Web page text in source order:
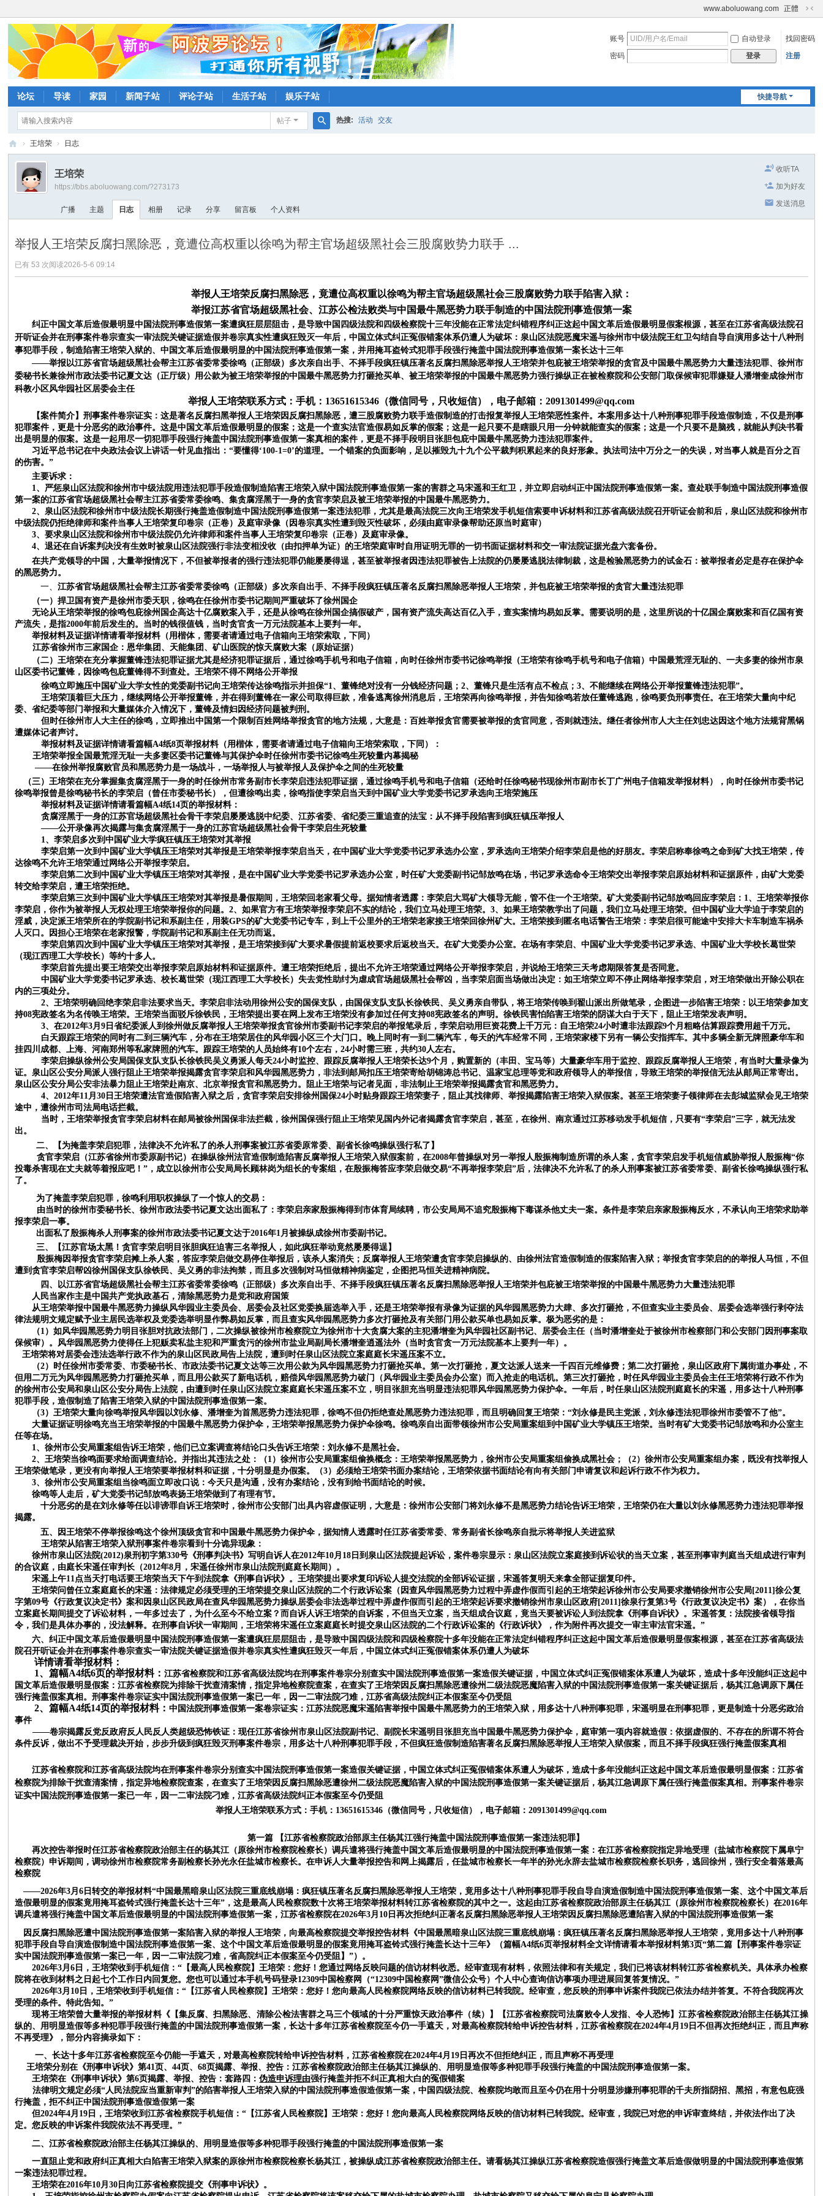
www.aboluowang.com 正體
切
到
账号 自动登录
找回密码
密码
登录 注册
快捷导航
论坛 导读 家园 新闻子站 评论子站 生活子站 娱乐子站
帖子
索
热搜: 活动 交友
阿
罗
坛
› 王培荣 › 日志
收听TA
加为好友
发送消息
王培荣
https://bbs.aboluowang.com/?273173
广播 主题 日志 相册 记录 分享 留言板 个人资料
举报人王培荣反腐扫黑除恶，竟遭位高权重以徐鸣为帮主官场超级黑社会三股腐败势力联手 ...
已有 53 次阅读2026-5-6 09:14
举报人王培荣反腐扫黑除恶，竟遭位高权重以徐鸣为帮主官场超级黑社会三股腐败势力联手陷害入狱：
举报江苏省官场超级黑社会、江苏公检法败类与中国最牛黑恶势力联手制造的中国法院刑事造假第一案
纠正中国文革后造假最明显中国法院刑事造假第一案遭疯狂层层阻击，是导致中国四级法院和四级检察院十三年没能在正常法定纠错程序纠正这起中国文革后造假最明显假案根源，甚至在江苏省高级法院召
开听证会并在刑事案件卷宗查实一审法院关键证据造假并卷宗真实性遭疯狂毁灭一年后，中国立体式纠正冤假错案体系仍遭人为破坏 ：泉山区法院恶魔宋遥与徐州市中级法院王红卫勾结自导自演用多达十八种刑
事犯罪手段，制造陷害王培荣入狱的、中国文革后造假最明显的中国法院刑事造假第一案，并用掩耳盗铃式犯罪手段强行掩盖中国法院刑事造假第一案长达十三年
——举报以江苏省官场超级黑社会帮主江苏省委常委徐鸣（正部级） 多次亲自出手、不择手段疯狂镇压著名反腐扫黑除恶举报人王培荣并包庇被王培荣举报的贪官及中国最牛黑恶势力大量违法犯罪、徐州市
委秘书长兼徐州市政法委书记夏文达（正厅级） 用公款为被王培荣举报的中国最牛黑恶势力打砸抢买单、被王培荣举报的中国最牛黑恶势力强行操纵正在被检察院和公安部门取保候审犯罪嫌疑人潘增奎成徐州市
科教小区风华园社区居委会主任
举报人王培荣联系方式：手机： 13651615346（微信同号，只收短信），电子邮箱：2091301499@qq.com
【案件简介】刑事案件卷宗证实：这是著名反腐扫黑举报人王培荣因反腐扫黑除恶，遭三股腐败势力联手造假制造的打击报复举报人王培荣恶性案件。本案用多达十八种刑事犯罪手段造假制造，不仅是刑事
犯罪案件，更是十分恶劣的政治事件。这是中国文革后造假最明显的假案；这是一个查实法官造假易如反掌的假案；这是一起只要不是瞎眼只用一分钟就能查实的假案；这是一个只要不是脑残，就能从判决书看
出是明显的假案。这是一起用尽一切犯罪手段强行掩盖中国法院刑事造假第一案真相的案件，更是不择手段明目张胆包庇中国最牛黑恶势力违法犯罪案件。
习近平总书记在中央政法会议上讲话一针见血指出：“要懂得‘100-1=0’的道理。一个错案的负面影响，足以摧毁九十九个公平裁判积累起来的良好形象。执法司法中万分之一的失误，对当事人就是百分之百
的伤害。”
主要诉求：
1、严惩泉山区法院和徐州市中级法院用违法犯罪手段造假制造陷害王培荣入狱中国法院刑事造假第一案的害群之马宋遥和王红卫，并立即启动纠正中国法院刑事造假第一案。查处联手制造中国法院刑事造假
第一案的江苏省官场超级黑社会帮主江苏省委常委徐鸣、集贪腐淫黑于一身的贪官李荣启及被王培荣举报的中国最牛黑恶势力。
2、泉山区法院和徐州市中级法院长期强行掩盖造假制造中国法院刑事造假第一案违法犯罪，尤其是最高法院三次向王培荣发手机短信索要申诉材料和江苏省高级法院召开听证会前和后，泉山区法院和徐州市
中级法院仍拒绝律师和案件当事人王培荣复印卷宗（正卷）及庭审录像（因卷宗真实性遭到毁灭性破坏，必须由庭审录像帮助还原当时庭审）
3、要求泉山区法院和徐州市中级法院仍允许律师和案件当事人王培荣复印卷宗（正卷）及庭审录像。
4、退还在自诉案判决没有生效时被泉山区法院强行非法变相没收（由扣押单为证）的王培荣庭审时自用证明无罪的一切书面证据材料和交一审法院证据光盘六套备份。
在共产党领导的中国，大量举报情况下，不但被举报者的强行违法犯罪仍能屡屡得逞，甚至被举报者因违法犯罪被告上法院的仍屡屡逃脱法律制裁，这是检验黑恶势力的试金石：被举报者必定是存在保护伞
的黑恶势力。
一、江苏省官场超级黑社会帮主江苏省委常委徐鸣（正部级）多次亲自出手、不择手段疯狂镇压著名反腐扫黑除恶举报人王培荣，并包庇被王培荣举报的贪官大量违法犯罪
（一）捍卫国有资产是徐州市委天职，徐鸣在任徐州市委书记期间严重破坏了徐州国企
无论从王培荣举报的徐鸣包庇徐州国企高达十亿腐败案入手，还是从徐鸣在徐州国企搞假破产，国有资产流失高达百亿入手，查实案情均易如反掌。需要说明的是，这里所说的十亿国企腐败案和百亿国有资
产流失，是指2000年前后发生的。当时的钱很值钱，当时贪官贪一万元法院基本上要判一年。
举报材料及证据详情请看举报材料（用楷体，需要者请通过电子信箱向王培荣索取，下同）
江苏省徐州市三家国企：恩华集团、天能集团、矿山医院的惊天腐败大案（原始证据）
（二）王培荣在充分掌握董锋违法犯罪证据尤其是经济犯罪证据后，通过徐鸣手机号和电子信箱，向时任徐州市委书记徐鸣举报（王培荣有徐鸣手机号和电子信箱）中国最荒淫无耻的、一夫多妻的徐州市泉
山区委书记董锋，因徐鸣包庇董锋得不到查处。王培荣不得不网络公开举报
徐鸣立即施压中国矿业大学女性的党委副书记向王培荣传达徐鸣指示并担保“1、董锋绝对没有一分钱经济问题；2、董锋只是生活有点不检点；3、不能继续在网络公开举报董锋违法犯罪”。
王培荣顶着巨大压力，继续网络公开举报董锋，并在得到董锋在一家公司取得巨款，准备逃离徐州消息后，王培荣再向徐鸣举报，并告知徐鸣若放任董锋逃跑，徐鸣要负刑事责任。在王培荣大量向中纪
委、省纪委等部门举报和大量媒体介入情况下，董锋及情妇因经济问题被判刑。
但时任徐州市人大主任的徐鸣，立即推出中国第一个限制百姓网络举报贪官的地方法规，大意是：百姓举报贪官需要被举报的贪官同意，否则就违法。继任者徐州市人大主任刘忠达因这个地方法规背黑锅
遭媒体记者声讨。
举报材料及证据详情请看篇幅A4纸8页举报材料（用楷体，需要者请通过电子信箱向王培荣索取，下同）：
王培荣举报全国最荒淫无耻一夫多妻区委书记董锋与其保护伞时任徐州市委书记徐鸣生死较量内幕揭秘
——在徐州举报腐败官员和黑恶势力是一场战斗，一场举报人与被举报人及保护伞之间的生死较量
（三）王培荣在充分掌握集贪腐淫黑于一身的时任徐州市常务副市长李荣启违法犯罪证据，通过徐鸣手机号和电子信箱（还给时任徐鸣秘书现徐州市副市长丁广州电子信箱发举报材料），向时任徐州市委书记
徐鸣举报曾是徐鸣秘书长的李荣启（曾任市委秘书长），但遭徐鸣出卖，徐鸣指使李荣启当天到中国矿业大学党委书记罗承选向王培荣施压
举报材料及证据详情请看篇幅A4纸14页的举报材料：
贪腐淫黑于一身的江苏官场超级黑社会骨干李荣启屡屡逃脱中纪委、江苏省委、省纪委三重追查的法宝：从不择手段陷害到疯狂镇压举报人
——公开录像再次揭露与集贪腐淫黑于一身的江苏官场超级黑社会骨干李荣启生死较量
1、李荣启多次到中国矿业大学疯狂镇压王培荣对其举报
李荣启第一次到中国矿业大学镇压王培荣对其举报是王培荣举报李荣启当天，在中国矿业大学党委书记罗承选办公室，罗承选向王培荣介绍李荣启是他的好朋友。李荣启称奉徐鸣之命到矿大找王培荣，传
达徐鸣不允许王培荣通过网络公开举报李荣启。
李荣启第二次到中国矿业大学镇压王培荣对其举报，是在中国矿业大学党委书记罗承选办公室，时任矿大党委副书记邹放鸣在场，书记罗承选命令王培荣交出举报李荣启原始材料和证据原件，由矿大党委
转交给李荣启，遭王培荣拒绝。
李荣启第三次到中国矿业大学镇压王培荣对其举报是暑假期间，王培荣回老家看父母。据知情者透露：李荣启大骂矿大领导无能，管不住一个王培荣。矿大党委副书记邹放鸣回应李荣启： 1、王培荣举报你
李荣启，你作为被举报人无权处理王培荣举报你的问题。2、如果官方有王培荣举报李荣启不实的结论，我们立马处理王培荣。3、如果王培荣教学出了问题，我们立马处理王培荣。但中国矿业大学迫于李荣启的
淫威，决定派王培荣所在的学院副书记和系副主任，用装GPS的矿大党委书记专车，到上千公里外的王培荣老家接王培荣回徐州矿大。王培荣接到匿名电话警告王培荣：李荣启很可能途中安排大卡车制造车祸杀
人灭口。因担心王培荣在老家报警，学院副书记和系副主任无功而返。
李荣启第四次到中国矿业大学镇压王培荣对其举报，是王培荣接到矿大要求暑假提前返校要求后返校当天。在矿大党委办公室。在场有李荣启、中国矿业大学党委书记罗承选、中国矿业大学校长葛世荣
（现江西理工大学校长）等约十多人。
李荣启首先提出要王培荣交出举报李荣启原始材料和证据原件。遭王培荣拒绝后，提出不允许王培荣通过网络公开举报李荣启，并说给王培荣三天考虑期限答复是否同意。
中国矿业大学党委书记罗承选、校长葛世荣（现江西理工大学校长） 失去党性助纣为虐成官场超级黑社会帮凶， 当李荣启面当场做出决定：如王培荣立即不停止网络举报李荣启，对王培荣做出开除公职在
内的三项处分。
2、王培荣明确回绝李荣启非法要求当天。李荣启非法动用徐州公安的国保支队，由国保支队支队长徐铁民、吴义勇亲自带队，将王培荣传唤到翟山派出所做笔录，企图进一步陷害王培荣：以王培荣参加支
持08宪政签名为名传唤王培荣。王培荣当面驳斥徐铁民，王培荣提出要在网上发布王培荣没有参加过任何支持08宪政签名的声明。徐铁民害怕陷害王培荣的阴谋大白于天下，阻止王培荣发表声明。
3、在2012年3月9日省纪委派人到徐州做反腐举报人王培荣举报贪官徐州市委副书记李荣启的举报笔录后，李荣启动用巨资花费上千万元：自王培荣24小时遭非法跟踪9个月粗略估算跟踪费用超千万元。
白天跟踪王培荣的同时有二到三辆汽车，分布在王培荣居住的风华园小区三个大门口。晚上同时有一到二辆汽车，每天的汽车经常不同，王培荣家楼下另有一辆公安指挥车。其中多辆全新无牌照豪华车和
挂四川成都、上海、河南郑州等私家牌照的汽车。跟踪王培荣的人员始终有10个左右，24小时需三班，共约30人左右。
李荣启操纵徐州公安局国保支队支队长徐铁民吴义勇派人每天24小时监控、跟踪反腐举报人王培荣长达9个月，购置新的（丰田、宝马等）大量豪华车用于监控、跟踪反腐举报人王培荣，有当时大量录像为
证。泉山区公安分局派人强行阻止王培荣举报揭露贪官李荣启和风华园黑恶势力，非法到邮局扣压王培荣寄给胡锦涛总书记、温家宝总理等党和政府领导人的举报信，导致王培荣的举报信无法从邮局正常寄出。
泉山区公安分局公安非法暴力阻止王培荣赴南京、北京举报贪官和黑恶势力。阻止王培荣与记者见面，非法制止王培荣举报揭露贪官和黑恶势力。
4、2012年11月30日王培荣遭法官造假陷害入狱之后，贪官李荣启安排徐州国保24小时贴身跟踪王培荣妻子，阻止其找律师、举报揭露陷害王培荣入狱假案。甚至王培荣妻子领律师在去彭城监狱会见王培荣
途中，遭徐州市司法局电话拦截。
当时，王培荣举报贪官李荣启材料在邮局被徐州国保非法拦截，徐州国保强行阻止王培荣见国内外记者揭露贪官李荣启，甚至，在徐州、南京通过江苏移动发手机短信，只要有“李荣启”三字，就无法发
出。
二、【为掩盖李荣启犯罪，法律决不允许私了的杀人刑事案被江苏省委原常委、副省长徐鸣操纵强行私了】
贪官李荣启（江苏省徐州市委原副书记）在操纵徐州法官造假制造陷害反腐举报人王培荣入狱假案前，在2008年曾操纵对另一举报人殷振梅制造所谓的杀人案，贪官李荣启发手机短信威胁举报人殷振梅“你
投毒杀害现在丈夫就等着报应吧！”，成立以徐州市公安局局长顾林岗为组长的专案组，在殷振梅答应李荣启做交易“不再举报李荣启”后，法律决不允许私了的杀人刑事案被江苏省委常委、副省长徐鸣操纵强行私
了。
为了掩盖李荣启犯罪，徐鸣利用职权操纵了一个惊人的交易：
由当时的徐州市委秘书长、徐州市政法委书记夏文达出面私了：李荣启亲家殷振梅得到市体育局续聘，市公安局局不追究殷振梅下毒谋杀他丈夫一案。条件是李荣启亲家殷振梅反水，不承认向王培荣求助举
报李荣启一事。
出面私了殷振梅杀人刑事案的徐州市政法委书记夏文达于2016年1月被操纵成徐州市委副书记。
三、【江苏官场太黑！贪官李荣启明目张胆疯狂迫害三名举报人，如此疯狂举动竟然屡屡得逞】
殷振梅因举报贪官李荣启摊上杀人案，答应李荣启做交易停住举报后，该杀人案消失；反腐举报人王培荣遭贪官李荣启操纵的、由徐州法官造假制造的假案陷害入狱；举报贪官李荣启的的举报人马恒，不但
遭到贪官李荣启帮凶徐州国保支队徐铁民、吴义勇的非法拘禁，而且多次强制对马恒做精神病鉴定，企图把马恒关进精神病院。
四、以江苏省官场超级黑社会帮主江苏省委常委徐鸣（正部级）多次亲自出手、不择手段疯狂镇压著名反腐扫黑除恶举报人王培荣并包庇被王培荣举报的中国最牛黑恶势力大量违法犯罪
人民当家作主是中国共产党执政基石，清除黑恶势力是党和政府国策
从王培荣举报中国最牛黑恶势力操纵风华园业主委员会、居委会及社区党委换届选举入手，还是王培荣举报有录像为证据的风华园黑恶势力大肆、多次打砸抢，不但查实业主委员会、居委会选举强行剥夺法
律法规明文规定赋予业主居民选举权及党委选举明显作弊易如反掌，而且查实风华园黑恶势力多次打砸抢及有关部门用公款买单也易如反掌。极为恶劣的是：
（1）如风华园黑恶势力明目张胆对抗政法部门，二次操纵被徐州市检察院立为徐州市十大贪腐大案的主犯潘增奎为风华园社区副书记、居委会主任（当时潘增奎处于被徐州市检察部门和公安部门因刑事案取
保候审） 。风华园黑恶势力使得任上犯贩卖私盐主犯和严重贪污的徐州市盐业局副局长潘增奎逍遥法外（当时贪官贪一万元法院基本上要判一年）。
王培荣将对居委会违法选举行政不作为的泉山区民政局告上法院，遭到时任泉山区法院立案庭庭长宋遥压案不立。
（2） 时任徐州市委常委、市委秘书长、市政法委书记夏文达等三次用公款为风华园黑恶势力打砸抢买单。第一次打砸抢，夏文达派人送来一千四百元维修费；第二次打砸抢，泉山区政府下属街道办事处，不
但用二万元为风华园黑恶势力打砸抢买单，而且用公款买了新电话机，赔偿风华园黑恶势力破门（风华园业主委员会办公室）而入抢走的电话机。第三次打砸抢， 时任风华园业主委员会主任王培荣将行政不作为
的徐州市公安局和泉山区公安分局告上法院，由遭到时任泉山区法院立案庭庭长宋遥压案不立，明目张胆充当明显违法犯罪风华园黑恶势力保护伞。一年后， 时任泉山区法院刑庭庭长的宋遥，用多达十八种刑事
犯罪手段，造假制造了陷害王培荣入狱的中国法院刑事造假第一案。
（3）王培荣大量向徐鸣举报风华园以刘永修、潘增奎为首黑恶势力违法犯罪，徐鸣不但仍拒绝查处黑恶势力违法犯罪，而且明确回复王培荣：“刘永修是民主党派，刘永修违法犯罪徐州市委管不了他”。
大量证据证明徐鸣充当王培荣举报的中国最牛黑恶势力保护伞，王培荣举报黑恶势力保护伞徐鸣。徐鸣亲自出面带领徐州市公安局重案组到中国矿业大学镇压王培荣。当时有矿大党委书记邹放鸣和办公室主
任等在场。
1、徐州市公安局重案组告诉王培荣，他们已立案调查将结论口头告诉王培荣：刘永修不是黑社会。
2、王培荣当徐鸣面要求给面调查结论。并指出其违法之处：（1）徐州市公安局重案组偷换概念：王培荣举报黑恶势力，徐州市公安局重案组偷换成黑社会；（2）徐州市公安局重案组办案，既没有找举报人
王培荣做笔录，更没有向举报人王培荣要举报材料和证据，十分明显是办假案。（3）必须给王培荣书面办案结论，王培荣依据书面结论有向有关部门申请复议和起诉行政不作为权力。
3、徐州市公安局重案组当徐鸣面立即改口说：今天只是沟通，没有办案结论，没有到给书面结论的时候。
徐鸣等人走后，矿大党委书记邹放鸣表扬王培荣做到了有理有节。
十分恶劣的是在刘永修等任以诽谤罪自诉王培荣时，徐州市公安部门出具内容虚假证明 ，大意是：徐州市公安部门将刘永修不是黑恶势力结论告诉王培荣，王培荣仍在大量以刘永修黑恶势力违法犯罪举报
揭露。
五、因王培荣不停举报徐鸣这个徐州顶级贪官和中国最牛黑恶势力保护伞，据知情人透露时任江苏省委常委、常务副省长徐鸣亲自批示将举报人关进监狱
王培荣从陷害王培荣入狱刑事案件卷宗看到十分诡异现象：
徐州市泉山区法院(2012)泉刑初字第330号《刑事判决书》写明自诉人在2012年10月18日到泉山区法院提起诉讼，案件卷宗显示：泉山区法院立案庭接到诉讼状的当天立案，甚至刑事审判庭当天组成进行审判
的合议庭，由庭长宋遥任审判长（2012年8月，宋遥任徐州市泉山法院刑庭庭长期间）。
宋遥上午11点当天打电话要王培荣当天下午到法院拿《刑事自诉状》。王培荣提出要求复印诉讼人提交法院的全部诉讼证据，宋遥答复明天来拿全部证据复印件。
王培荣问曾任立案庭庭长的宋遥：法律规定必须受理的王培荣提交泉山区法院的二个行政诉讼案（因查风华园黑恶势力过程中弄虚作假而引起的王培荣起诉徐州市公安局要求撤销徐州市公安局[2011]徐公复
字第09号《行政复议决定书》案和因泉山区民政局在查风华园黑恶势力操纵居委会非法选举过程中弄虚作假而引起的王培荣起诉要求撤销徐州市泉山区政府[2011]徐泉行复第3号《行政复议决定书》案），在你当
立案庭长期间提交了诉讼材料，一年多过去了，为什么至今不给立案？而自诉人诉王培荣的自诉案，不但当天立案，当天组成合议庭，竟当天要被诉讼人到法院拿《刑事自诉状》。宋遥答复：法院接省领导指
令，我们是具体办事的，没法解释。在刑事自诉状一审期间，王培荣将宋遥任立案庭庭长时提交泉山区法院的二个行政诉讼案的《行政诉状》，作为附件再次提交一审主审法官宋遥。”
六、纠正中国文革后造假最明显中国法院刑事造假第一案遭疯狂层层阻击，是导致中国四级法院和四级检察院十多年没能在正常法定纠错程序纠正这起中国文革后造假最明显假案根源，甚至在江苏省高级法
院召开听证会并在刑事案件卷宗查实一审法院关键证据造假并卷宗真实性遭疯狂毁灭一年后，中国立体式纠正冤假错案体系仍遭人为破坏
详情请看举报材料：
1、篇幅A4纸6页的举报材料：江苏省检察院和江苏省高级法院均在刑事案件卷宗分别查实中国法院刑事造假第一案造假关键证据，中国立体式纠正冤假错案体系遭人为破坏，造成十多年没能纠正这起中
国文革后造假最明显假案：江苏省检察院为排除干扰查清案情，指定异地检察院查案，在查实了王培荣因反腐扫黑除恶遭徐州二级法院恶魔陷害入狱的中国法院刑事造假第一案关键证据后，杨其江急调原下属任
强行掩盖假案真相。刑事案件卷宗证实中国法院刑事造假第一案已一年，因一二审法院刁难，江苏省高级法院纠正本假案至今仍受阻
2、篇幅A4纸14页的举报材料：中国法院刑事造假第一案卷宗证实：江苏法院恶魔宋遥陷害举报中国最牛黑恶势力的王培荣入狱，用多达十八种刑事犯罪，宋遥明显在刑事犯罪，更是制造十分恶劣政治
事件
——卷宗揭露反党反政府反人民反人类超级恐怖铁证：现任江苏省徐州市泉山区法院副书记、副院长宋遥明目张胆充当中国最牛黑恶势力保护伞，庭审第一项内容就造假：依据虚假的、不存在的所谓不符合
条件反诉，做出不予受理裁决开始，步步升级到疯狂毁灭刑事案件卷宗，用多达十八种刑事犯罪手段，不但疯狂造假制造陷害著名反腐扫黑除恶举报人王培荣入狱假案，而且不择手段疯狂强行掩盖假案真相
江苏省检察院和江苏省高级法院均在刑事案件卷宗分别查实中国法院刑事造假第一案造假关键证据，中国立体式纠正冤假错案体系遭人为破坏，造成十多年没能纠正这起中国文革后造假最明显假案：江苏省
检察院为排除干扰查清案情，指定异地检察院查案，在查实了王培荣因反腐扫黑除恶遭徐州二级法院恶魔陷害入狱的中国法院刑事造假第一案关键证据后，杨其江急调原下属任强行掩盖假案真相。刑事案件卷宗
证实中国法院刑事造假第一案已一年，因一二审法院刁难，江苏省高级法院纠正本假案至今仍受阻
举报人王培荣联系方式：手机： 13651615346（微信同号，只收短信），电子邮箱：2091301499@qq.com
第一篇
【江苏省检察院政治部原主任杨其江强行掩盖中国法院刑事造假第一案违法犯罪】
再次控告举报时任江苏省检察院政治部主任的杨其江（原徐州市检察院检察长）调兵遣将强行掩盖中国文革后造假最明显的中国法院刑事造假第一案：在江苏省检察院指定异地受理（盐城市检察院下属阜宁
检察院）申诉期间，调动徐州市检察院常务副检察长孙光永任盐城市检察长。在申诉人大量举报控告和网上揭露后，任盐城市检察长一年半的孙光永辞去盐城市检察院检察长职务，逃回徐州，强行安全着落最高
检察院
——2026年3月6日转交的举报材料“中国最黑暗泉山区法院三重底线崩塌：疯狂镇压著名反腐扫黑除恶举报人王培荣，竟用多达十八种刑事犯罪手段自导自演造假制造中国法院刑事造假第一案、这个中国文革后
造假最明显的假案竟用掩耳盗铃式强行掩盖长达十三年”，这是最高人民检察院数十次将王培荣举报材料转江苏省检察院的其中之一。这起由江苏省检察院政治部原主任杨其江（原徐州市检察院检察长）在2016年
调兵遣将强行掩盖中国文革后造假最明显的中国法院刑事造假第一案，江苏省检察院在2026年3月10日再次拒绝纠正著名反腐扫黑除恶举报人王培荣因反腐扫黑除恶遭陷害入狱的中国法院刑事造假第一案
因反腐扫黑除恶遭中国法院刑事造假第一案陷害入狱的举报人王培荣，向最高检察院提交举报控告材料《中国最黑暗泉山区法院三重底线崩塌：疯狂镇压著名反腐扫黑除恶举报人王培荣，竟用多达十八种刑事
犯罪手段自导自演造假制造中国法院刑事造假第一案、这个中国文革后造假最明显的假案竟用掩耳盗铃式强行掩盖长达十三年》（篇幅A4纸6页举报材料全文详情请看本举报材料第3页“第二篇 【刑事案件卷宗证
实中国法院刑事造假第一案已一年，因一二审法院刁难，省高院纠正本假案至今仍受阻】”）。
2026年3月6日，王培荣收到手机短信：“【最高人民检察院】王培荣：您好！您通过网络反映问题的信访材料收悉。经审查现有材料，依照法律和有关规定，我们已将该材料转江苏省检察机关。具体承办检察
院将在收到材料之日起七个工作日内回复您。您也可以通过本手机号码登录12309中国检察网（“12309中国检察网”微信公众号）个人中心查询信访事项办理进展回复答复情况。”
2026年3月10日，王培荣收到手机短信：“【江苏省人民检察院】王培荣：您好！您向最高人民检察院网络反映的信访材料已转我院。经审查，您反映的刑事申诉案件我院已依法办结并答复。不符合我院再次
受理的条件。特此告知。”
现将王培荣曾大量举报的举报材料《【集反腐、扫黑除恶、清除公检法害群之马三个领域的十分严重惊天政治事件（续）】【江苏省检察院司法腐败令人发指、令人恐怖】江苏省检察院政治部主任杨其江操
纵的、用明显造假等多种犯罪手段强行掩盖的中国法院刑事造假第一案，长达十多年江苏省检察院至今仍一手遮天，对最高检察院转给申诉控告材料，江苏省检察院在2024年4月19日不但再次拒绝纠正，而且声称
不再受理》，部分内容摘录如下：
一、长达十多年江苏省检察院至今仍能一手遮天，对最高检察院转给申诉控告材料，江苏省检察院在2024年4月19日再次不但拒绝纠正，而且声称不再受理
王培荣分别在《刑事申诉状》第41页、44页、68页揭露、举报、控告： 江苏省检察院政治部主任杨其江操纵的、用明显造假等多种犯罪手段强行掩盖的中国法院刑事造假第一案。
王培荣在《刑事申诉状》第6页揭露、举报、控告：套路四：伪造申诉理由强行掩盖并拒不纠正真相大白的冤假错案
法律明文规定必须“人民法院应当重新审判”的陷害举报人王培荣入狱的中国法院刑事造假造假第一案，中国四级法院、检察院均敢而且至今仍在用十分明显涉嫌刑事犯罪的千夫所指阴招、黑招，有意包庇强
行掩盖，拒不纠正中国法院刑事造假造假第一案
但2024年4月19日，王培荣收到江苏省检察院手机短信：“【江苏省人民检察院】王培荣：您好！您向最高人民检察院网络反映的信访材料已转我院。经审查，我院已对您的申诉审查终结，并依法作出了决
定。您反映的申诉案件我院依法不再受理。”
二、江苏省检察院政治部主任杨其江操纵的、用明显造假等多种犯罪手段强行掩盖的中国法院刑事造假第一案
一直阻止党和政府纠正真相大白陷害王培荣入狱案的原徐州市检察院检察长杨其江，被操纵成江苏省检察院政治部主任。请看杨其江操纵江苏省检察院造假强行掩盖文革后造假做明显的中国法院刑事造假第
一案违法犯罪过程。
王培荣在2016年10月30日向江苏省检察院提交《刑事申诉状》。